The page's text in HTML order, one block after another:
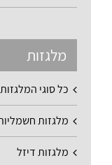
מלגזות
כל סוגי המלגזות
מלגזות
מלגזות דיזל